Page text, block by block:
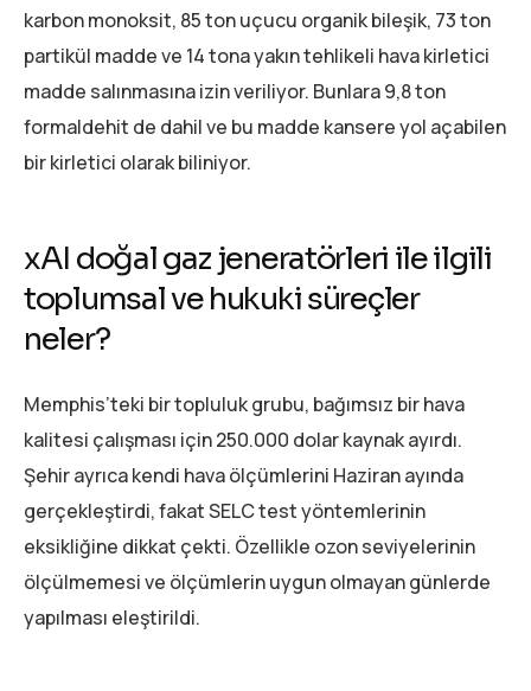
karbon monoksit, 85 ton uçucu organik bileşik, 73 ton
partikül madde ve 14 tona yakın tehlikeli hava kirletici
madde salınmasına izin veriliyor. Bunlara 9,8 ton
formaldehit de dahil ve bu madde kansere yol açabilen
bir kirletici olarak biliniyor.
xAI doğal gaz jeneratörleri ile ilgili
toplumsal ve hukuki süreçler
neler?
Memphis’teki bir topluluk grubu, bağımsız bir hava
kalitesi çalışması için 250.000 dolar kaynak ayırdı.
Şehir ayrıca kendi hava ölçümlerini Haziran ayında
gerçekleştirdi, fakat SELC test yöntemlerinin
eksikliğine dikkat çekti. Özellikle ozon seviyelerinin
ölçülmemesi ve ölçümlerin uygun olmayan günlerde
yapılması eleştirildi.